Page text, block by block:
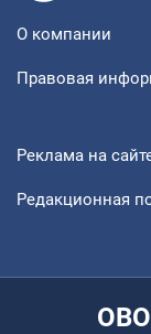
О компании
Правовая
Реклама на
Редакционная